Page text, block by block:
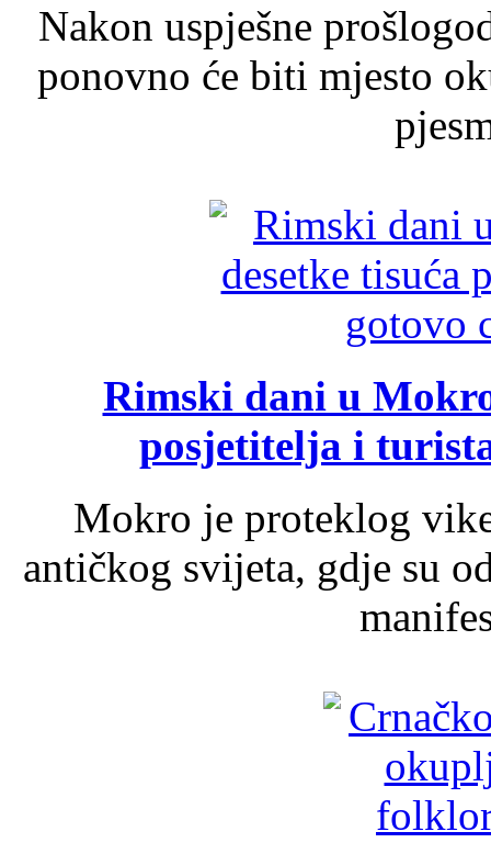
Nakon uspješne
ponovno će biti mjesto
Rimski dani u
posjetitelja i
Mokro je proteklog
antičkog svijeta, gdje su